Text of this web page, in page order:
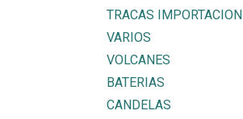
TRACAS IMPORTACION
VARIOS
VOLCANES
BATERIAS
CANDELAS